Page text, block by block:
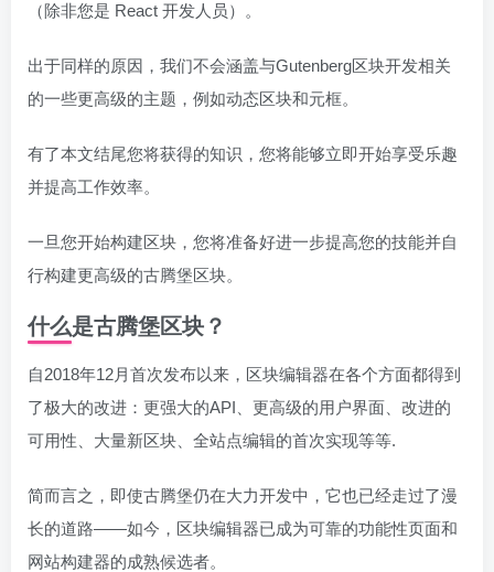
（除非您是 React 开发人员）。
出于同样的原因，我们不会涵盖与Gutenberg区块开发相关
的一些更高级的主题，例如动态区块和元框。
有了本文结尾您将获得的知识，您将能够立即开始享受乐趣
并提高工作效率。
一旦您开始构建区块，您将准备好进一步提高您的技能并自
行构建更高级的古腾堡区块。
什么是古腾堡区块？
自2018年12月首次发布以来，区块编辑器在各个方面都得到
了极大的改进：更强大的API、更高级的用户界面、改进的
可用性、大量新区块、全站点编辑的首次实现等等.
简而言之，即使古腾堡仍在大力开发中，它也已经走过了漫
长的道路——如今，区块编辑器已成为可靠的功能性页面和
网站构建器的成熟候选者。